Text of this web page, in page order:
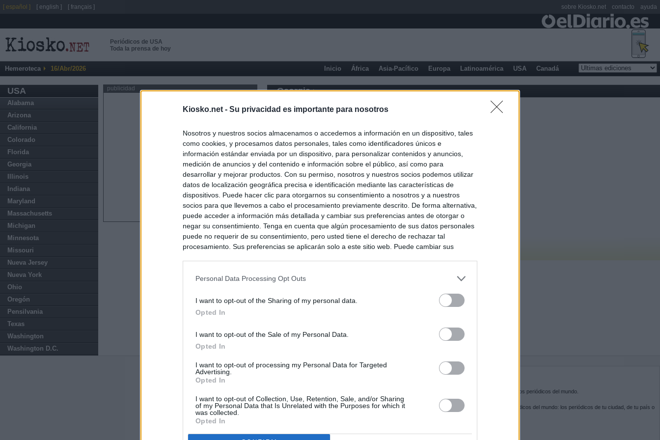
Kiosko.net - Su privacidad es importante para nosotros
Nosotros y nuestros socios almacenamos o accedemos a información en un dispositivo, tales
como cookies, y procesamos datos personales, tales como identificadores únicos e
información estándar enviada por un dispositivo, para personalizar contenidos y anuncios,
medición de anuncios y del contenido e información sobre el público, así como para
desarrollar y mejorar productos. Con su permiso, nosotros y nuestros socios podemos utilizar
datos de localización geográfica precisa e identificación mediante las características de
dispositivos. Puede hacer clic para otorgarnos su consentimiento a nosotros y a nuestros
socios para que llevemos a cabo el procesamiento previamente descrito. De forma alternativa,
puede acceder a información más detallada y cambiar sus preferencias antes de otorgar o
negar su consentimiento. Tenga en cuenta que algún procesamiento de sus datos personales
puede no requerir de su consentimiento, pero usted tiene el derecho de rechazar tal
procesamiento. Sus preferencias se aplicarán solo a este sitio web. Puede cambiar sus
Personal Data Processing Opt Outs
I want to opt-out of the Sharing of my personal data.
Opted In
I want to opt-out of the Sale of my Personal Data.
Opted In
I want to opt-out of processing my Personal Data for Targeted
Advertising.
Opted In
I want to opt-out of Collection, Use, Retention, Sale, and/or Sharing
of my Personal Data that Is Unrelated with the Purposes for which it
was collected.
Opted In
Periódicos de USA
Toda la prensa de hoy
Hemeroteca 16/Abr/2026 Inicio África Asia-Pacífico Europa Latinoamérica USA Canadá
USA
Alabama
Arizona
California
Colorado
Florida
Georgia
Illinois
Indiana
Maryland
Massachusetts
Michigan
Minnesota
Missouri
Nueva Jersey
Nueva York
Ohio
Oregón
Pensilvania
Texas
Washington
Washington D.C.
publicidad Georgia
Últimas noticias
El Gobierno de Ayuso pone a la venta el inmueble de Gran Vía más caro que
hace un año cuando no logró venderlo
SOBRE KIOSKO.NET
es la puerta de entrada a los periódicos del mundo.
Navega por las portadas de los periódicos del mundo: los periódicos de tu ciudad, de tu país o
del otro extremo del mundo.
[ español ] [ english ] [ français ] sobre Kiosko.net contacto ayuda